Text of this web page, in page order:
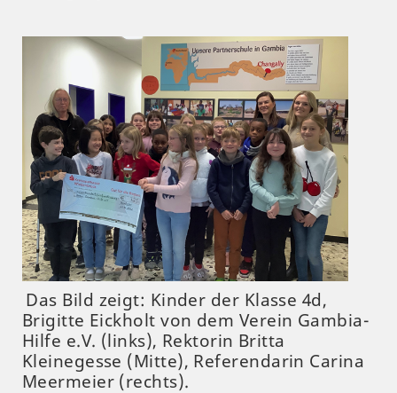
Das Bild zeigt: Kinder der Klasse 4d,
Brigitte Eickholt von dem Verein Gambia-
Hilfe e.V. (links), Rektorin Britta
Kleinegesse (Mitte), Referendarin Carina
Meermeier (rechts).